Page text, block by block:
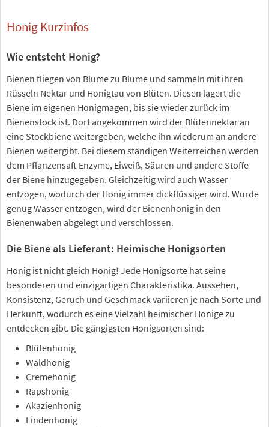
Honig Kurzinfos
Wie entsteht Honig?
Bienen fliegen von Blume zu Blume und sammeln mit ihren
Rüsseln Nektar und Honigtau von Blüten. Diesen lagert die
Biene im eigenen Honigmagen, bis sie wieder zurück im
Bienenstock ist. Dort angekommen wird der Blütennektar an
eine Stockbiene weitergeben, welche ihn wiederum an andere
Bienen weitergibt. Bei diesem ständigen Weiterreichen werden
dem Pflanzensaft Enzyme, Eiweiß, Säuren und andere Stoffe
der Biene hinzugegeben. Gleichzeitig wird auch Wasser
entzogen, wodurch der Honig immer dickflüssiger wird. Wurde
genug Wasser entzogen, wird der Bienenhonig in den
Bienenwaben abgelegt und verschlossen.
Die Biene als Lieferant: Heimische Honigsorten
Honig ist nicht gleich Honig! Jede Honigsorte hat seine
besonderen und einzigartigen Charakteristika. Aussehen,
Konsistenz, Geruch und Geschmack variieren je nach Sorte und
Herkunft, wodurch es eine Vielzahl heimischer Honige zu
entdecken gibt. Die gängigsten Honigsorten sind:
Blütenhonig
Waldhonig
Cremehonig
Rapshonig
Akazienhonig
Lindenhonig